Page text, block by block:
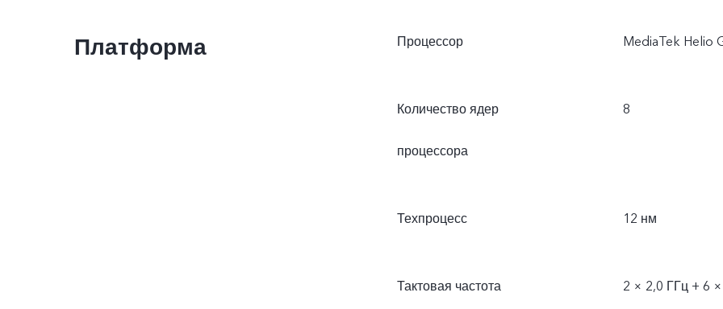
Платформа Процессор MediaTek Helio
Количество ядер
процессора
8
Техпроцесс 12 нм
Тактовая частота 2 × 2,0 ГГц + 6